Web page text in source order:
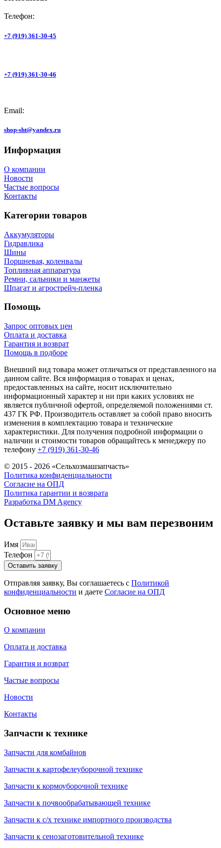
Телефон:
+7 (919) 361-30-45
+7 (919) 361-30-46
Email:
shop-sht@yandex.ru
Информация
О компании
Новости
Частые вопросы
Контакты
Категории товаров
Аккумуляторы
Гидравлика
Шины
Поршневая, коленвалы
Топливная аппаратура
Ремни, сальники и манжеты
Шпагат и агрострейч-пленка
Помощь
Запрос оптовых цен
Оплата и доставка
Гарантия и возврат
Помощь в подборе
Внешний вид товара может отличаться от представленного на
данном сайте. Вся информация о товарах и ценах,
предоставленных на сайте, носит исключительно
информационный характер и ни при каких условиях не
является публичной офертой, определяемой положениями ст.
437 ГК РФ. Производитель оставляет за собой право вносить
изменения в комплектацию товара и технические
характеристики. Для получения подробной информации о
наличии и стоимости товаров обращайтесь к менеджеру по
телефону +7 (919) 361-30-46
© 2015 - 2026 «Сельхозмашзапчасть»
Политика конфиденциальности
Согласие на ОПД
Политика гарантии и возврата
Разработка DM Agency
Оставьте заявку и мы вам перезвоним
Имя
Телефон
Оставить заявку
Отправляя заявку, Вы соглашаетесь с Политикой
конфиденциальности и даете Согласие на ОПД
Основное меню
О компании
Оплата и доставка
Гарантия и возврат
Частые вопросы
Новости
Контакты
Запчасти к технике
Запчасти для комбайнов
Запчасти к картофелеуборочной технике
Запчасти к кормоуборочной технике
Запчасти к почвообрабатывающей технике
Запчасти к с/х технике импортного производства
Запчасти к сенозаготовительной технике